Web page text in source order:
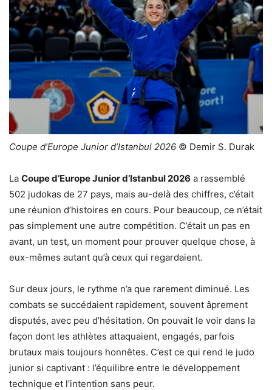
Coupe d’Europe Junior d’Istanbul 2026 © Demir S. Durak
La Coupe d’Europe Junior d’Istanbul 2026 a rassemblé
502 judokas de 27 pays, mais au-delà des chiffres, c’était
une réunion d’histoires en cours. Pour beaucoup, ce n’était
pas simplement une autre compétition. C’était un pas en
avant, un test, un moment pour prouver quelque chose, à
eux-mêmes autant qu’à ceux qui regardaient.
Sur deux jours, le rythme n’a que rarement diminué. Les
combats se succédaient rapidement, souvent âprement
disputés, avec peu d’hésitation. On pouvait le voir dans la
façon dont les athlètes attaquaient, engagés, parfois
brutaux mais toujours honnêtes. C’est ce qui rend le judo
junior si captivant : l’équilibre entre le développement
technique et l’intention sans peur.